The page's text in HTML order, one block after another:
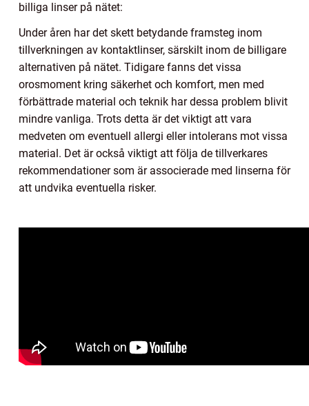
billiga linser på nätet:
Under åren har det skett betydande framsteg inom
tillverkningen av kontaktlinser, särskilt inom de billigare
alternativen på nätet. Tidigare fanns det vissa
orosmoment kring säkerhet och komfort, men med
förbättrade material och teknik har dessa problem blivit
mindre vanliga. Trots detta är det viktigt att vara
medveten om eventuell allergi eller intolerans mot vissa
material. Det är också viktigt att följa de tillverkares
rekommendationer som är associerade med linserna för
att undvika eventuella risker.